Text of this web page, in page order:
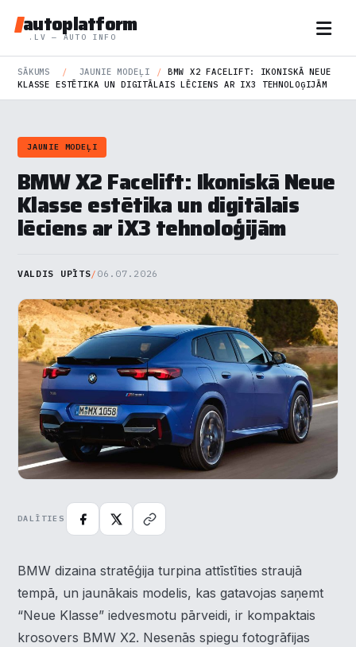
autoplatform
.LV — AUTO INFO
SĀKUMS / JAUNIE MODEĻI / BMW X2 FACELIFT: IKONISKĀ NEUE
KLASSE ESTĒTIKA UN DIGITĀLAIS LĒCIENS AR IX3 TEHNOLOĢIJĀM
JAUNIE MODEĻI
BMW X2 Facelift: Ikoniskā Neue
Klasse estētika un digitālais
lēciens ar iX3 tehnoloģijām
VALDIS UPĪTS/ 06.07.2026
DALĪTIES
BMW dizaina stratēģija turpina attīstīties straujā
tempā, un jaunākais modelis, kas gatavojas saņemt
“Neue Klasse” iedvesmotu pārveidi, ir kompaktais
krosovers BMW X2. Nesenās spiegu fotogrāfijas